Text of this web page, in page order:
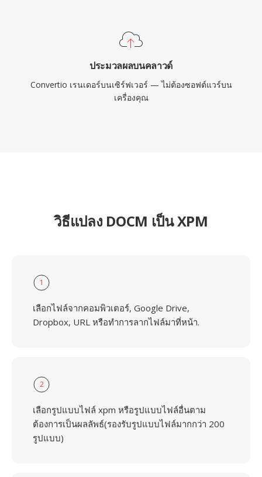
ประมวลผลบนคลาวด์
Convertio เรนเดอร์บนเซิร์ฟเวอร์ — ไม่ต้องซอฟต์แวร์บน
เครื่องคุณ
วิธีแปลง DOCM เป็น XPM
1
เลือกไฟล์จากคอมพิวเตอร์, Google Drive,
Dropbox, URL หรือทำการลากไฟล์มาที่หน้า.
2
เลือกรูปแบบไฟล์ xpm หรือรูปแบบไฟล์อื่นตาม
ต้องการเป็นผลลัพธ์(รองรับรูปแบบไฟล์มากกว่า 200
รูปแบบ)